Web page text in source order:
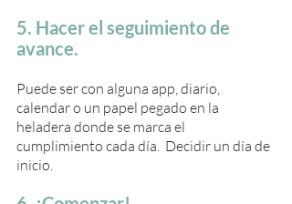
5. Hacer el seguimiento de
avance.
Puede ser con alguna app, diario,
calendar o un papel pegado en la
heladera donde se marca el
cumplimiento cada día.  Decidir un día de
inicio.